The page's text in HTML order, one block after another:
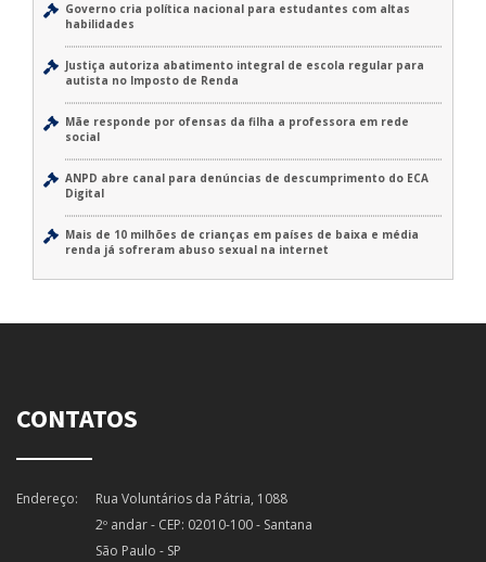
Governo cria política nacional para estudantes com altas
habilidades
Justiça autoriza abatimento integral de escola regular para
autista no Imposto de Renda
Mãe responde por ofensas da filha a professora em rede
social
ANPD abre canal para denúncias de descumprimento do ECA
Digital
Mais de 10 milhões de crianças em países de baixa e média
renda já sofreram abuso sexual na internet
CONTATOS
Endereço:
Rua Voluntários da Pátria, 1088
2º andar - CEP: 02010-100 - Santana
São Paulo - SP